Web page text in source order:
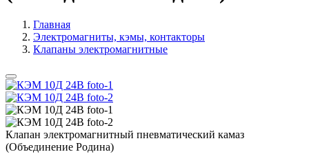
Главная
Электромагниты, кэмы, контакторы
Клапаны электромагнитные
Клапан электромагнитный пневматический камаз
(Объединение Родина)